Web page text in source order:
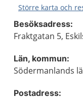
Större karta och
Besöksadress:
Fraktgatan 5,
Län, kommun:
Södermanlands
Postadress: